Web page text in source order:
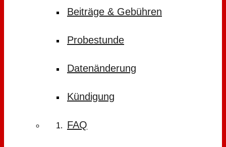
Beiträge & Gebühren
Probestunde
Datenänderung
Kündigung
FAQ